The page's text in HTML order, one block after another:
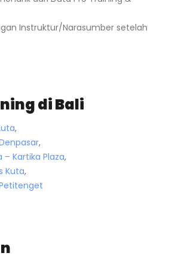
Instruktur/Narasumber setelah
di Bali
,
,
Kartika Plaza,
Kuta,